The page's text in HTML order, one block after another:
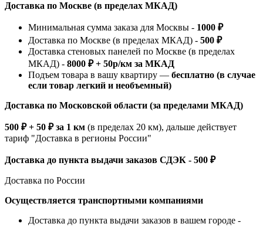
Доставка по Москве (в пределах МКАД)
Минимальная сумма заказа для Москвы - 1000 ₽
Доставка по Москве (в пределах МКАД) - 500 ₽
Доставка стеновых панелей по Москве (в пределах
МКАД) - 8000 ₽ + 50р/км за МКАД
Подъем товара в вашу квартиру — бесплатно (в случае
если товар легкий и необъемный)
Доставка по Московской области (за пределами МКАД)
500 ₽ + 50 ₽ за 1 км (в пределах 20 км), дальше действует
тариф "Доставка в регионы России"
Доставка до пункта выдачи заказов СДЭК - 500 ₽
Доставка по России
Осуществляется транспортными компаниями
Доставка до пункта выдачи заказов в вашем городе -